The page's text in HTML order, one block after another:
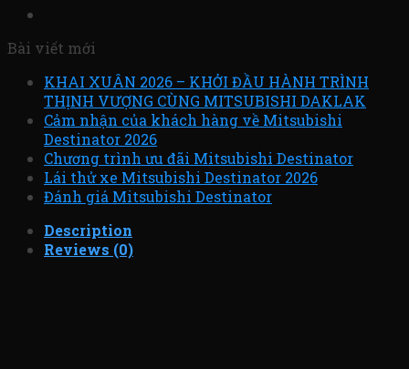
Bài viết mới
KHAI XUÂN 2026 – KHỞI ĐẦU HÀNH TRÌNH
THỊNH VƯỢNG CÙNG MITSUBISHI DAKLAK
Cảm nhận của khách hàng về Mitsubishi
Destinator 2026
Chương trình ưu đãi Mitsubishi Destinator
Lái thử xe Mitsubishi Destinator 2026
Đánh giá Mitsubishi Destinator
Description
Reviews (0)